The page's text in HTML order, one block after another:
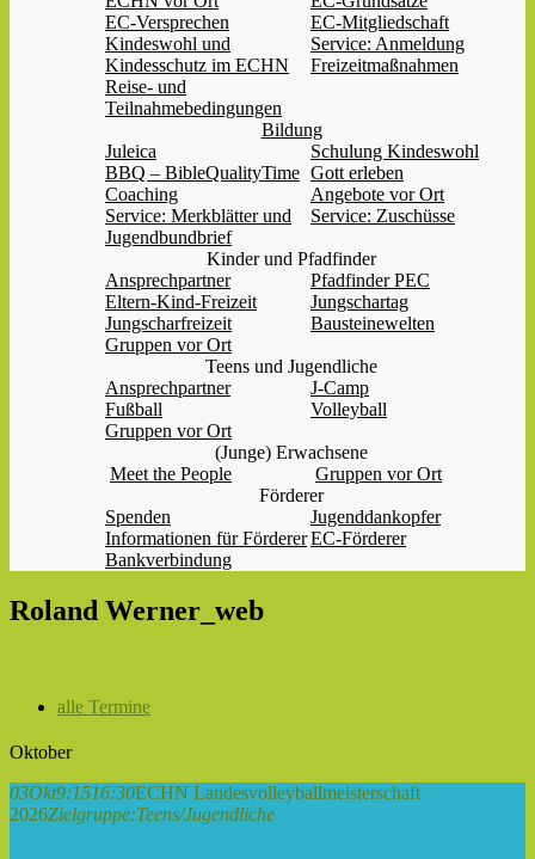
EC-Versprechen
EC-Mitgliedschaft
Kindeswohl und
Kindesschutz im ECHN
Service: Anmeldung
Freizeitmaßnahmen
Reise- und
Teilnahmebedingungen
Bildung
Juleica
Schulung Kindeswohl
BBQ – BibleQualityTime Gott erleben
Coaching
Angebote vor Ort
Service: Merkblätter und
Jugendbundbrief
Service: Zuschüsse
Kinder und Pfadfinder
Ansprechpartner
Pfadfinder PEC
Eltern-Kind-Freizeit
Jungschartag
Jungscharfreizeit
Bausteinewelten
Gruppen vor Ort
Teens und Jugendliche
Ansprechpartner
J-Camp
Fußball
Volleyball
Gruppen vor Ort
(Junge) Erwachsene
Meet the People
Gruppen vor Ort
Förderer
Spenden
Jugenddankopfer
Informationen für FördererEC-Förderer
Bankverbindung
Roland Werner_web
alle Termine
Oktober
03Okt9:1516:30ECHN Landesvolleyballmeisterschaft
2026Zielgruppe:Teens/Jugendliche